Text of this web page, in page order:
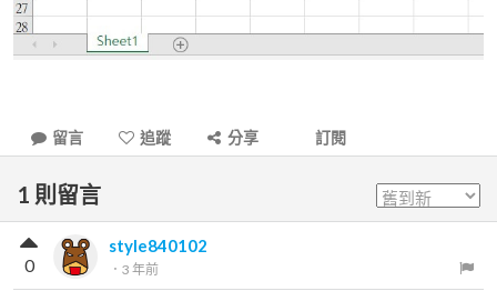
留言 追蹤 分享 訂閱
1 則留言
style840102
． 3 年前
0